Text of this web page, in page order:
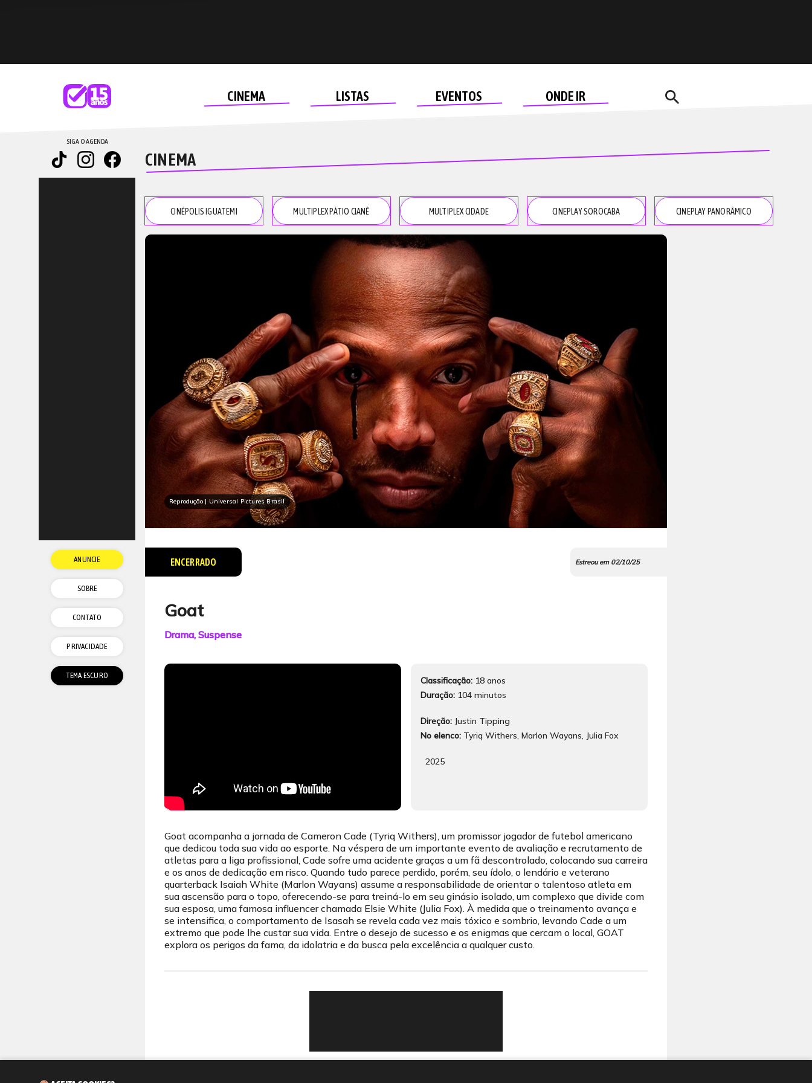
search
CINEMA LISTAS EVENTOS ONDE IR
CINEMA
CINÉPOLIS IGUATEMI MULTIPLEX PÁTIO CIANÊ MULTIPLEX CIDADE CINEPLAY SOROCABA CINEPLAY PANORÂMICO
Reprodução | Universal Pictures Brasil
ENCERRADO Estreou em 02/10/25
Goat
Drama, Suspense
Classificação: 18 anos
Duração: 104 minutos
Direção: Justin Tipping
No elenco: Tyriq Withers, Marlon Wayans, Julia Fox
2025
Goat acompanha a jornada de Cameron Cade (Tyriq Withers), um promissor jogador de futebol americano
que dedicou toda sua vida ao esporte. Na véspera de um importante evento de avaliação e recrutamento de
atletas para a liga profissional, Cade sofre uma acidente graças a um fã descontrolado, colocando sua carreira
e os anos de dedicação em risco. Quando tudo parece perdido, porém, seu ídolo, o lendário e veterano
quarterback Isaiah White (Marlon Wayans) assume a responsabilidade de orientar o talentoso atleta em
sua ascensão para o topo, oferecendo-se para treiná-lo em seu ginásio isolado, um complexo que divide com
sua esposa, uma famosa influencer chamada Elsie White (Julia Fox). À medida que o treinamento avança e
se intensifica, o comportamento de Isasah se revela cada vez mais tóxico e sombrio, levando Cade a um
extremo que pode lhe custar sua vida. Entre o desejo de sucesso e os enigmas que cercam o local, GOAT
explora os perigos da fama, da idolatria e da busca pela excelência a qualquer custo.
SIGA O AGENDA
ANUNCIE
SOBRE
CONTATO
PRIVACIDADE